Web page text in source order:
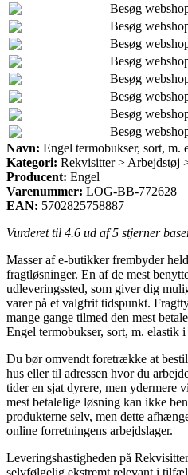
Besøg
Besøg
Besøg
Besøg
Besøg
Besøg
Besøg
Besøg
Navn: Engel termobukser, sort,
Kategori: Rekvisitter > Arbejdstøj
Producent: Engel
Varenummer: LOG-BB-772628
EAN: 5702825758887
Vurderet til 4.6 ud af 5 stjerner
Masser af e-butikker frembyder
fragtløsninger. En af de mest
udleveringssted, som giver dig
varer på et valgfrit tidspunkt.
mange gange tilmed den mest
Engel termobukser, sort, m. elastik
Du bør omvendt foretrække at
hus eller til adressen hvor du
tider en sjat dyrere, men ydermere
mest betalelige løsning kan ikke
produkterne selv, men dette
online forretningens arbejdslager.
Leveringshastigheden på
selvfølgelig ekstremt relevant i